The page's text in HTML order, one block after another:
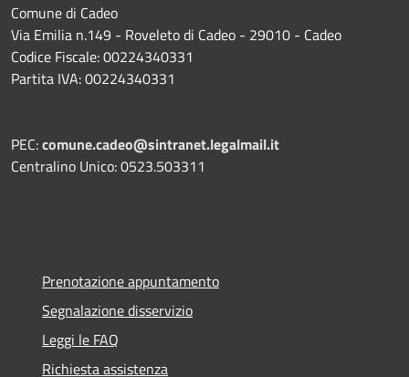
Comune di Cadeo
Via Emilia n.149 - Roveleto di Cadeo - 29010 - Cadeo
Codice Fiscale: 00224340331
Partita IVA: 00224340331
PEC:comune.cadeo@sintranet.legalmail.it
Centralino Unico: 0523.503311
Prenotazione appuntamento
Segnalazione disservizio
Leggi le FAQ
Richiesta assistenza